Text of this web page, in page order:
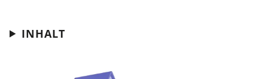
INHALT